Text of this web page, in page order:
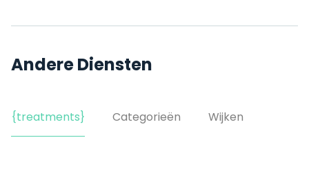
Andere Diensten
{treatments} Categorieën Wijken